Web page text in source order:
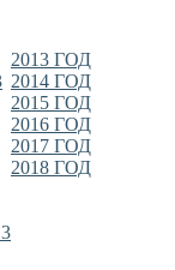
2013 ГОД
2014 ГОД
2015 ГОД
2016 ГОД
2017 ГОД
2018 ГОД